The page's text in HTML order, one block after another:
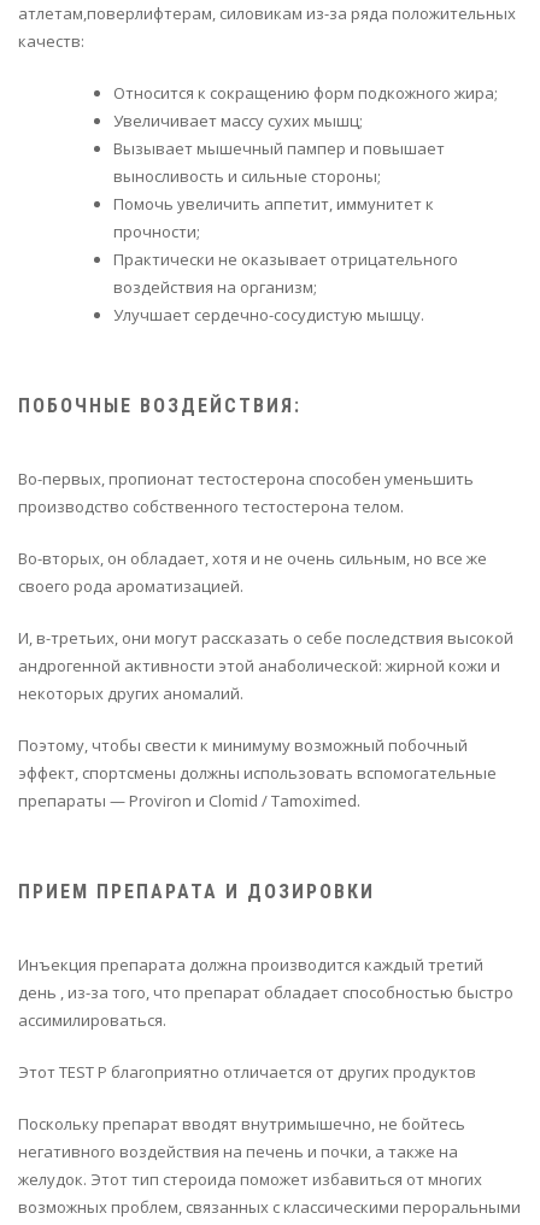
атлетам,поверлифтерам, силовикам из-за ряда положительных
качеств:
Относится к сокращению форм подкожного жира;
Увеличивает массу сухих мышц;
Вызывает мышечный пампер и повышает
выносливость и сильные стороны;
Помочь увеличить аппетит, иммунитет к
прочности;
Практически не оказывает отрицательного
воздействия на организм;
Улучшает сердечно-сосудистую мышцу.
ПОБОЧНЫЕ ВОЗДЕЙСТВИЯ:
Во-первых, пропионат тестостерона способен уменьшить
производство собственного тестостерона телом.
Во-вторых, он обладает, хотя и не очень сильным, но все же
своего рода ароматизацией.
И, в-третьих, они могут рассказать о себе последствия высокой
андрогенной активности этой анаболической: жирной кожи и
некоторых других аномалий.
Поэтому, чтобы свести к минимуму возможный побочный
эффект, спортсмены должны использовать вспомогательные
препараты — Proviron и Clomid / Tamoximed.
ПРИЕМ ПРЕПАРАТА И ДОЗИРОВКИ
Инъекция препарата должна производится каждый третий
день , из-за того, что препарат обладает способностью быстро
ассимилироваться.
Этот TEST P благоприятно отличается от других продуктов
Поскольку препарат вводят внутримышечно, не бойтесь
негативного воздействия на печень и почки, а также на
желудок. Этот тип стероида поможет избавиться от многих
возможных проблем, связанных с классическими пероральными